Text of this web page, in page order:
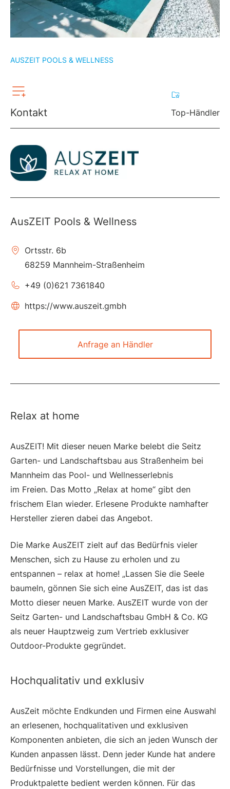
AUSZEIT POOLS & WELLNESS
Kontakt Top-Händler
AusZEIT Pools & Wellness
Ortsstr. 6b
68259 Mannheim-Straßenheim
+49 (0)621 7361840
https://www.auszeit.gmbh
Anfrage an Händler
Relax at home
AusZEIT! Mit dieser neuen Marke belebt die Seitz
Garten- und Landschaftsbau aus Straßenheim bei
Mannheim das Pool- und Wellnesserlebnis
im Freien. Das Motto „Relax at home“ gibt den
frischem Elan wieder. Erlesene Produkte namhafter
Hersteller zieren dabei das Angebot.
Die Marke AusZEIT zielt auf das Bedürfnis vieler
Menschen, sich zu Hause zu erholen und zu
entspannen – relax at home! „Lassen Sie die Seele
baumeln, gönnen Sie sich eine AusZEIT, das ist das
Motto dieser neuen Marke. AusZEIT wurde von der
Seitz Garten- und Landschaftsbau GmbH & Co. KG
als neuer Hauptzweig zum Vertrieb exklusiver
Outdoor-Produkte gegründet.
Hochqualitativ und exklusiv
AusZeit möchte Endkunden und Firmen eine Auswahl
an erlesenen, hochqualitativen und exklusiven
Komponenten anbieten, die sich an jeden Wunsch der
Kunden anpassen lässt. Denn jeder Kunde hat andere
Bedürfnisse und Vorstellungen, die mit der
Produktpalette bedient werden können. Für das